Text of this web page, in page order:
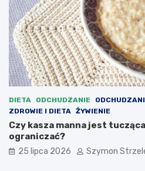
DIETA ODCHUDZANIE
ZDROWIE I DIETA ŻYWIENIE
Czy kasza manna jest
ograniczać?
25 lipca 2026 Szymon